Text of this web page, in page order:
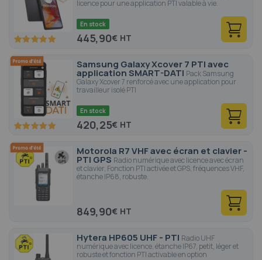
licence pour une application PTI valable à vie.
100 100
En stock
445,90€
Samsung Galaxy Xcover 7 PTI avec
application SMART-DATI Pack Samsung
Galaxy Xcover 7 renforcé avec une application pour
travailleur isolé PTI
100 100
En stock
420,25€
Motorola R7 VHF avec écran et clavier -
PTI GPS Radio numérique avec licence avec écran
et clavier, Fonction PTI activée et GPS, fréquences VHF,
étanche IP68, robuste.
849,90€
Hytera HP605 UHF - PTI Radio UHF
numérique avec licence, étanche IP67, petit, léger et
robuste et fonction PTI activable en option